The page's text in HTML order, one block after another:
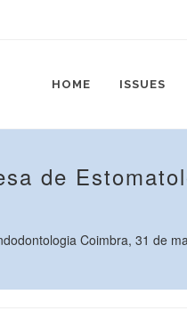
HOME ISSUES
de
Coimbra, 31 de